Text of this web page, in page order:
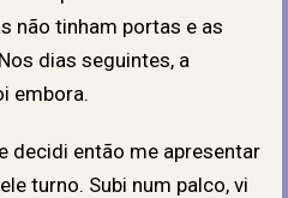
não tinham portas e as
dias seguintes, a
embora.
decidi então me apresentar
turno. Subi num palco, vi